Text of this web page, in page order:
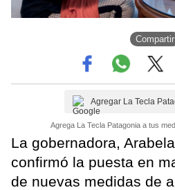
Compartir
Agregar La Tecla
Agrega La Tecla Patagonia a tus
La gobernadora,
confirmó la puesta en
de nuevas medidas de